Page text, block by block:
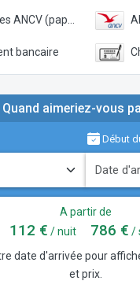
ANCV (papier)
bancaire
Quand aimeriez-vous
Début
A partir de
112 € / nuit 786 € /
date d'arrivée pour
et prix.